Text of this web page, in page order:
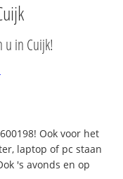
u in Cuijk!
Ook voor het
laptop of pc staan
's avonds en op